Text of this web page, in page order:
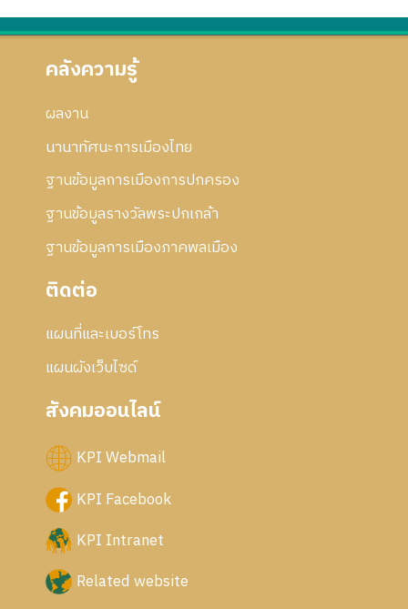
คลังความรู้
ผลงาน
นานาทัศนะการเมืองไทย
ฐานข้อมูลการเมืองการปกครอง
ฐานข้อมูลรางวัลพระปกเกล้า
ฐานข้อมูลการเมืองภาคพลเมือง
ติดต่อ
แผนที่และเบอร์โทร
แผนผังเว็บไซด์
สังคมออนไลน์
KPI Webmail
KPI Facebook
KPI Intranet
Related website